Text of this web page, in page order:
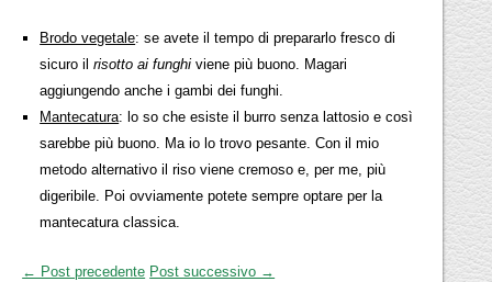
Brodo vegetale: se avete il tempo di prepararlo fresco di
sicuro ilrisotto ai funghi viene più buono. Magari
aggiungendo anche i gambi dei funghi.
Mantecatura: lo so che esiste il burro senza lattosio e così
sarebbe più buono. Ma io lo trovo pesante. Con il mio
metodo alternativo il riso viene cremoso e, per me, più
digeribile. Poi ovviamente potete sempre optare per la
mantecatura classica.
← Post precedente Post successivo →